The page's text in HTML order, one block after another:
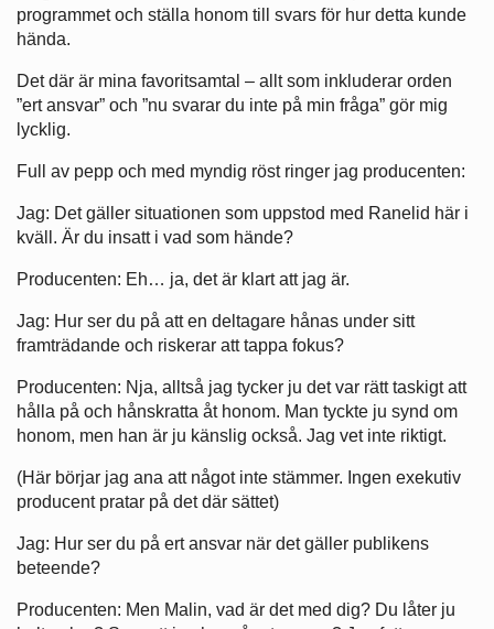
programmet och ställa honom till svars för hur detta kunde
hända.
Det där är mina favoritsamtal – allt som inkluderar orden
”ert ansvar” och ”nu svarar du inte på min fråga” gör mig
lycklig.
Full av pepp och med myndig röst ringer jag producenten:
Jag: Det gäller situationen som uppstod med Ranelid här i
kväll. Är du insatt i vad som hände?
Producenten: Eh… ja, det är klart att jag är.
Jag: Hur ser du på att en deltagare hånas under sitt
framträdande och riskerar att tappa fokus?
Producenten: Nja, alltså jag tycker ju det var rätt taskigt att
hålla på och hånskratta åt honom. Man tyckte ju synd om
honom, men han är ju känslig också. Jag vet inte riktigt.
(Här börjar jag ana att något inte stämmer. Ingen exekutiv
producent pratar på det där sättet)
Jag: Hur ser du på ert ansvar när det gäller publikens
beteende?
Producenten: Men Malin, vad är det med dig? Du låter ju